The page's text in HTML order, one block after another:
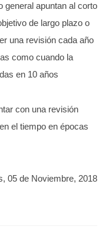
general apuntan al corto
de largo plazo o
una revisión cada año
como cuando la
en 10 años
con una revisión
el tiempo en épocas
05 de Noviembre, 2018